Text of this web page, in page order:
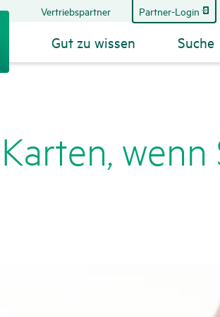
Vertriebspartner Partner-Login
Gut zu wissen Suche
wenn